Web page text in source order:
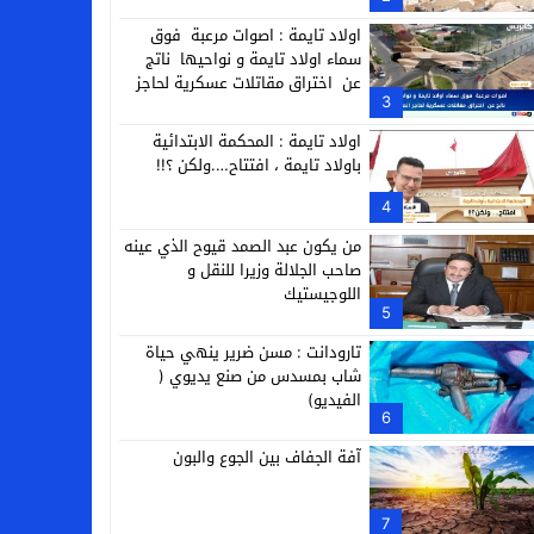
3
اولاد تايمة : اصوات مرعبة فوق
سماء اولاد تايمة و نواحيها ناتج
عن اختراق مقاتلات عسكرية لحاجز
4
اولاد تايمة : المحكمة الابتدائية
باولاد تايمة ، افتتاح….ولكن ؟!!
5
من يكون عبد الصمد قيوح الذي عينه
صاحب الجلالة وزيرا للنقل و
اللوجيستيك
6
تارودانت : مسن ضرير ينهي حياة
شاب بمسدس من صنع يديوي (
الفيديو)
7
آفة الجفاف بين الجوع والبون